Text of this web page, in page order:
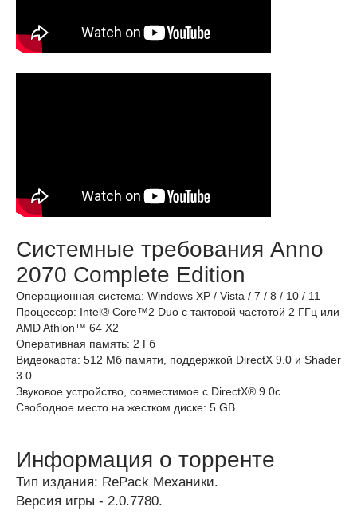
Системные требования Anno
2070 Complete Edition
Операционная система: Windows XP / Vista / 7 / 8 / 10 / 11
Процессор: Intel® Core™2 Duo с тактовой частотой 2 ГГц или
AMD Athlon™ 64 X2
Оперативная память: 2 Гб
Видеокарта: 512 Мб памяти, поддержкой DirectX 9.0 и Shader
3.0
Звуковое устройство, совместимое с DirectX® 9.0с
Свободное место на жестком диске: 5 GB
Информация о торренте
Тип издания: RePack Механики.
Версия игры - 2.0.7780.